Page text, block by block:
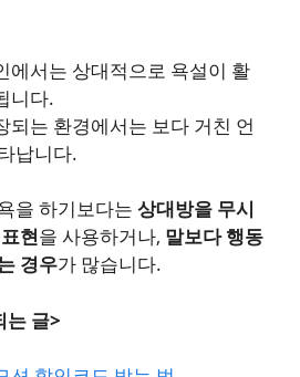
에서는 상대적으로 욕설이 활
니다.
되는 환경에서는 보다 거친 언
납니다.
을 하기보다는 상대방을 무시
현을 사용하거나, 말보다 행동
경우가 많습니다.
는 글>